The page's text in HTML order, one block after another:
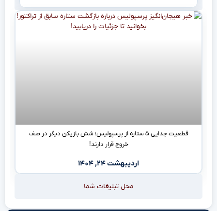
قطعیت جدایی ۵ ستاره از پرسپولیس؛ شش بازیکن دیگر در صف
خروج قرار دارند!
اردیبهشت ۲۴, ۱۴۰۴
محل تبلیغات شما